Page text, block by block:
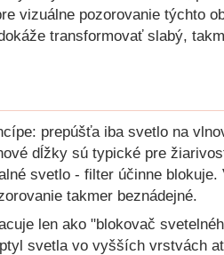
vizuálne pozorovanie týchto
transformovať slabý,
prepúšťa iba svetlo na
dĺžky sú typické pre
svetlo - filter účinne
takmer beznádejné.
len ako "blokovač
svetla vo vyšších vrstvách